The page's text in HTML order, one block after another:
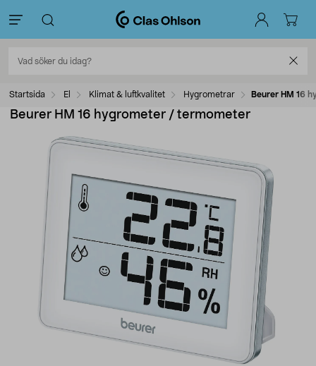
Startsida El Klimat & luftkvalitet Hygrometrar Beurer HM 16
Beurer HM 16 hygrometer / termometer